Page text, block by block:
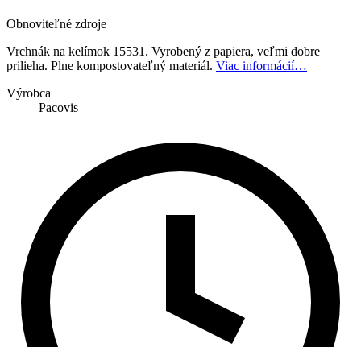
Obnoviteľné zdroje
Vrchnák na kelímok 15531. Vyrobený z papiera, veľmi dobre
prilieha. Plne kompostovateľný materiál. Viac informácií…
Výrobca
Pacovis